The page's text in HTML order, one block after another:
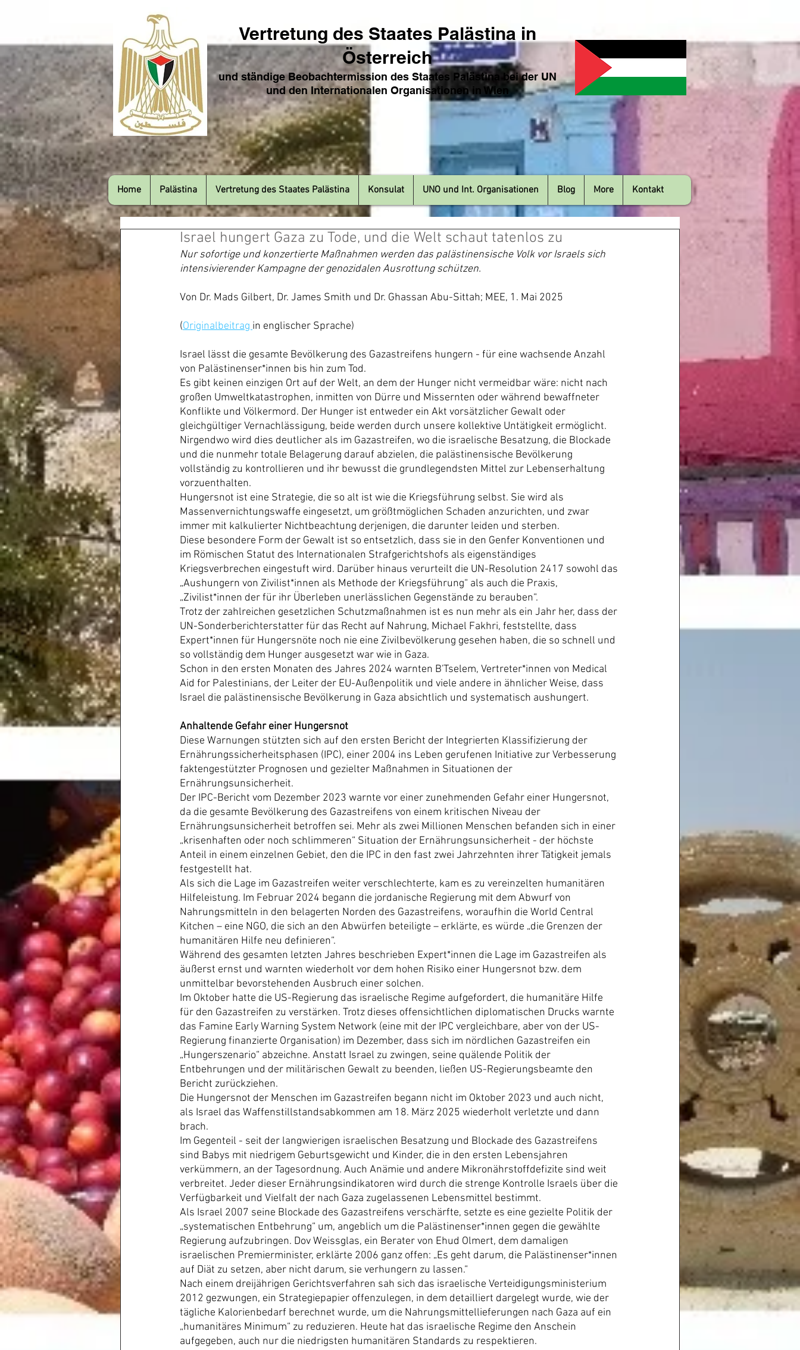
Vertretung des Staates Palästina in
Österreich
und ständige Beobachtermission des Staates Palästina bei der UN
und den Internationalen Organisationen in Wien
Israel hungert Gaza zu Tode, und die Welt schaut tatenlos zu
Nur sofortige und konzertierte Maßnahmen werden das palästinensische Volk vor Israels sich
intensivierender Kampagne der genozidalen Ausrottung schützen.
Von Dr. Mads Gilbert, Dr. James Smith und Dr. Ghassan Abu-Sittah; MEE, 1. Mai 2025
(Originalbeitrag in englischer Sprache)
Israel lässt die gesamte Bevölkerung des Gazastreifens hungern - für eine wachsende Anzahl
von Palästinenser*innen bis hin zum Tod.
Es gibt keinen einzigen Ort auf der Welt, an dem der Hunger nicht vermeidbar wäre: nicht nach
großen Umweltkatastrophen, inmitten von Dürre und Missernten oder während bewaffneter
Konflikte und Völkermord. Der Hunger ist entweder ein Akt vorsätzlicher Gewalt oder
gleichgültiger Vernachlässigung, beide werden durch unsere kollektive Untätigkeit ermöglicht.
Nirgendwo wird dies deutlicher als im Gazastreifen, wo die israelische Besatzung, die Blockade
und die nunmehr totale Belagerung darauf abzielen, die palästinensische Bevölkerung
vollständig zu kontrollieren und ihr bewusst die grundlegendsten Mittel zur Lebenserhaltung
vorzuenthalten.
Hungersnot ist eine Strategie, die so alt ist wie die Kriegsführung selbst. Sie wird als
Massenvernichtungswaffe eingesetzt, um größtmöglichen Schaden anzurichten, und zwar
immer mit kalkulierter Nichtbeachtung derjenigen, die darunter leiden und sterben.
Diese besondere Form der Gewalt ist so entsetzlich, dass sie in den Genfer Konventionen und
im Römischen Statut des Internationalen Strafgerichtshofs als eigenständiges
Kriegsverbrechen eingestuft wird. Darüber hinaus verurteilt die UN-Resolution 2417 sowohl das
„Aushungern von Zivilist*innen als Methode der Kriegsführung“ als auch die Praxis,
„Zivilist*innen der für ihr Überleben unerlässlichen Gegenstände zu berauben“.
Trotz der zahlreichen gesetzlichen Schutzmaßnahmen ist es nun mehr als ein Jahr her, dass der
UN-Sonderberichterstatter für das Recht auf Nahrung, Michael Fakhri, feststellte, dass
Expert*innen für Hungersnöte noch nie eine Zivilbevölkerung gesehen haben, die so schnell und
so vollständig dem Hunger ausgesetzt war wie in Gaza.
Schon in den ersten Monaten des Jahres 2024 warnten B'Tselem, Vertreter*innen von Medical
Aid for Palestinians, der Leiter der EU-Außenpolitik und viele andere in ähnlicher Weise, dass
Israel die palästinensische Bevölkerung in Gaza absichtlich und systematisch aushungert.
Anhaltende Gefahr einer Hungersnot
Diese Warnungen stützten sich auf den ersten Bericht der Integrierten Klassifizierung der
Ernährungssicherheitsphasen (IPC), einer 2004 ins Leben gerufenen Initiative zur Verbesserung
faktengestützter Prognosen und gezielter Maßnahmen in Situationen der
Ernährungsunsicherheit.
Der IPC-Bericht vom Dezember 2023 warnte vor einer zunehmenden Gefahr einer Hungersnot,
da die gesamte Bevölkerung des Gazastreifens von einem kritischen Niveau der
Ernährungsunsicherheit betroffen sei. Mehr als zwei Millionen Menschen befanden sich in einer
„krisenhaften oder noch schlimmeren“ Situation der Ernährungsunsicherheit - der höchste
Anteil in einem einzelnen Gebiet, den die IPC in den fast zwei Jahrzehnten ihrer Tätigkeit jemals
festgestellt hat.
Als sich die Lage im Gazastreifen weiter verschlechterte, kam es zu vereinzelten humanitären
Hilfeleistung. Im Februar 2024 begann die jordanische Regierung mit dem Abwurf von
Nahrungsmitteln in den belagerten Norden des Gazastreifens, woraufhin die World Central
Kitchen – eine NGO, die sich an den Abwürfen beteiligte – erklärte, es würde „die Grenzen der
humanitären Hilfe neu definieren“.
Während des gesamten letzten Jahres beschrieben Expert*innen die Lage im Gazastreifen als
äußerst ernst und warnten wiederholt vor dem hohen Risiko einer Hungersnot bzw. dem
unmittelbar bevorstehenden Ausbruch einer solchen.
Im Oktober hatte die US-Regierung das israelische Regime aufgefordert, die humanitäre Hilfe
für den Gazastreifen zu verstärken. Trotz dieses offensichtlichen diplomatischen Drucks warnte
das Famine Early Warning System Network (eine mit der IPC vergleichbare, aber von der US-
Regierung finanzierte Organisation) im Dezember, dass sich im nördlichen Gazastreifen ein
„Hungerszenario“ abzeichne. Anstatt Israel zu zwingen, seine quälende Politik der
Entbehrungen und der militärischen Gewalt zu beenden, ließen US-Regierungsbeamte den
Bericht zurückziehen.
Die Hungersnot der Menschen im Gazastreifen begann nicht im Oktober 2023 und auch nicht,
als Israel das Waffenstillstandsabkommen am 18. März 2025 wiederholt verletzte und dann
brach.
Im Gegenteil - seit der langwierigen israelischen Besatzung und Blockade des Gazastreifens
sind Babys mit niedrigem Geburtsgewicht und Kinder, die in den ersten Lebensjahren
verkümmern, an der Tagesordnung. Auch Anämie und andere Mikronährstoffdefizite sind weit
verbreitet. Jeder dieser Ernährungsindikatoren wird durch die strenge Kontrolle Israels über die
Verfügbarkeit und Vielfalt der nach Gaza zugelassenen Lebensmittel bestimmt.
Als Israel 2007 seine Blockade des Gazastreifens verschärfte, setzte es eine gezielte Politik der
„systematischen Entbehrung“ um, angeblich um die Palästinenser*innen gegen die gewählte
Regierung aufzubringen. Dov Weissglas, ein Berater von Ehud Olmert, dem damaligen
israelischen Premierminister, erklärte 2006 ganz offen: „Es geht darum, die Palästinenser*innen
auf Diät zu setzen, aber nicht darum, sie verhungern zu lassen.“
Nach einem dreijährigen Gerichtsverfahren sah sich das israelische Verteidigungsministerium
2012 gezwungen, ein Strategiepapier offenzulegen, in dem detailliert dargelegt wurde, wie der
tägliche Kalorienbedarf berechnet wurde, um die Nahrungsmittellieferungen nach Gaza auf ein
„humanitäres Minimum“ zu reduzieren. Heute hat das israelische Regime den Anschein
aufgegeben, auch nur die niedrigsten humanitären Standards zu respektieren.
Home Palästina Vertretung des Staates Palästina Konsulat UNO und Int. Organisationen Blog More Kontakt